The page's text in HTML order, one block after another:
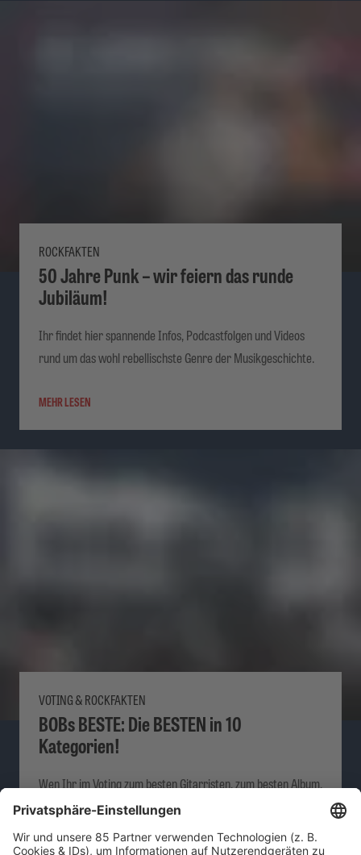
ROCKFAKTEN
50 Jahre Punk – wir feiern das runde
Jubiläum!
Ihr findet hier spannende Infos, Podcastfolgen und Videos
rund um das wohl rebellischste Genre der Musikgeschichte.
MEHR LESEN
VOTING & ROCKFAKTEN
BOBs BESTE: Die BESTEN in 10
Kategorien!
Wen Ihr im Voting zum besten Gitarristen, zum besten Album,
zum besten Frontmann und auch in den weiteren Kategorien
gekürt habt, seht Ihr hier.